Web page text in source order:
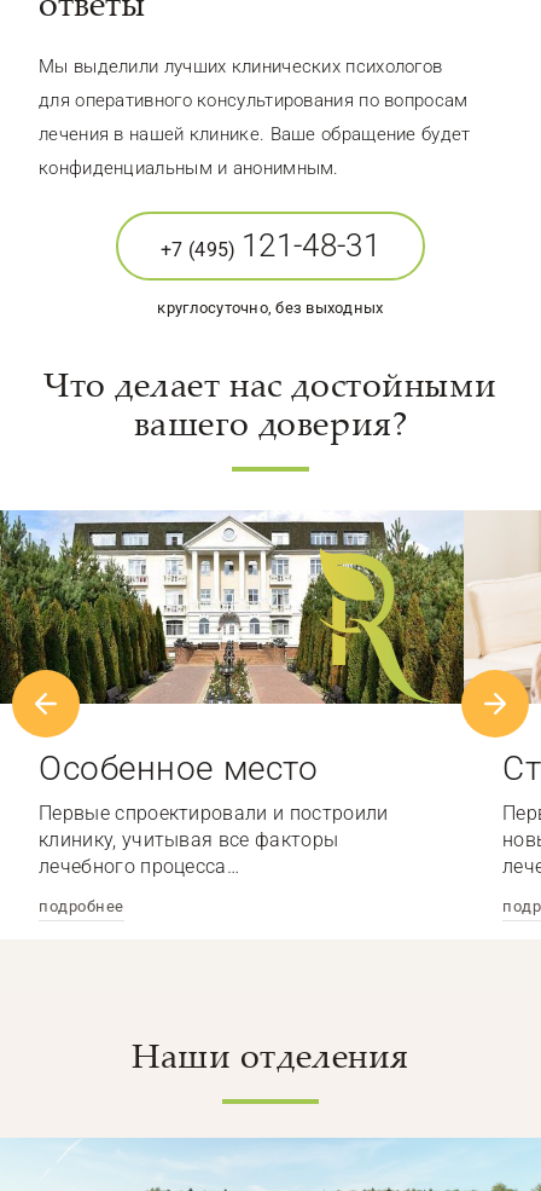
Мы выделили лучших клинических психологов
для оперативного консультирования по вопросам
лечения в нашей клинике. Ваше обращение будет
конфиденциальным и анонимным.
+7 (495) 121-48-31
круглосуточно, без выходных
Что делает нас достойными
вашего доверия?
Особенное место
Первые спроектировали и построили
клинику, учитывая все факторы
лечебного процесса…
подробнее
Наши отделения